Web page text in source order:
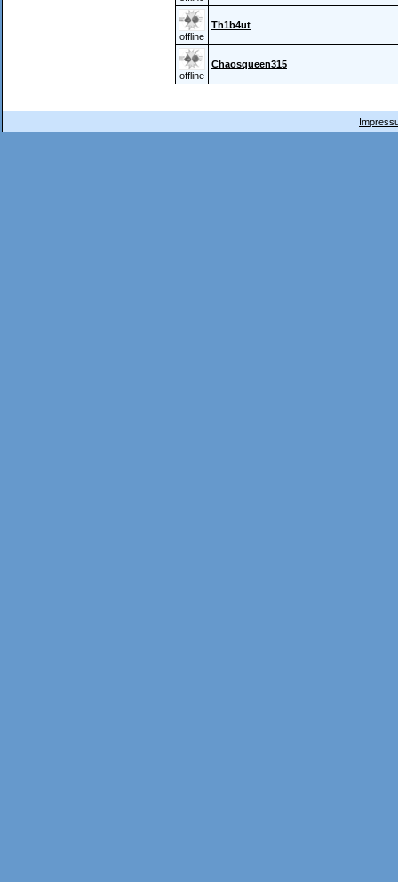
offline
Th1b4ut
offline
Chaosqueen315